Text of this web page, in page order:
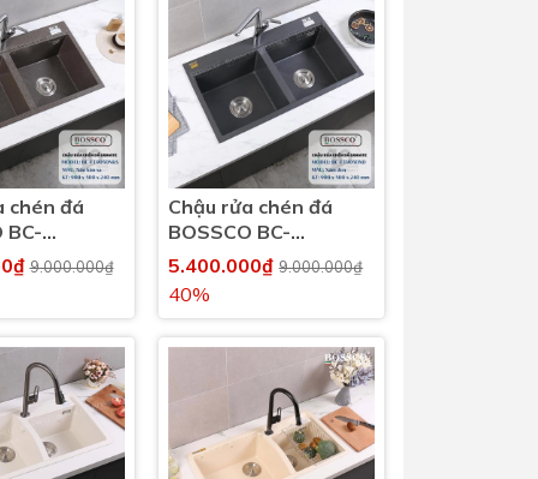
Dịch Vụ Lắp Đặt Bồn Cầu &
Lavabo Lộc Nghi Cần Thơ –
Chuyên Nghiệp & Tận Tâm
chén đá
BC-
2 hộc
9.000.000₫
Chậu rửa chén đá
BOSSCO BC-
FT9050XĐ 2 hộc
5.400.000₫9.000.000₫
40%